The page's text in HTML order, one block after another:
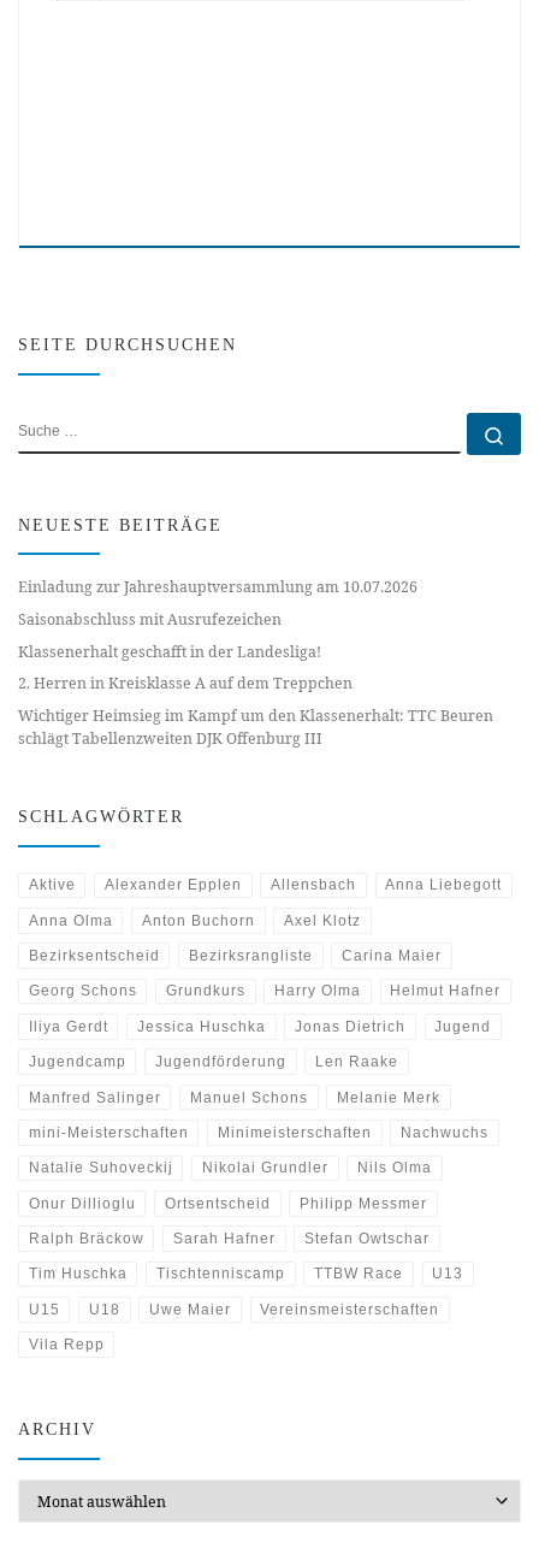
SEITE DURCHSUCHEN
SUCHE
NEUESTE BEITRÄGE
Einladung zur Jahreshauptversammlung am 10.07.2026
Saisonabschluss mit Ausrufezeichen
Klassenerhalt geschafft in der Landesliga!
2. Herren in Kreisklasse A auf dem Treppchen
Wichtiger Heimsieg im Kampf um den Klassenerhalt: TTC Beuren
schlägt Tabellenzweiten DJK Offenburg III
SCHLAGWÖRTER
Aktive Alexander Epplen Allensbach Anna Liebegott
Anna Olma Anton Buchorn Axel Klotz
Bezirksentscheid Bezirksrangliste Carina Maier
Georg Schons Grundkurs Harry Olma Helmut Hafner
Iliya Gerdt Jessica Huschka Jonas Dietrich Jugend
Jugendcamp Jugendförderung Len Raake
Manfred Salinger Manuel Schons Melanie Merk
mini-Meisterschaften Minimeisterschaften Nachwuchs
Natalie Suhoveckij Nikolai Grundler Nils Olma
Onur Dillioglu Ortsentscheid Philipp Messmer
Ralph Bräckow Sarah Hafner Stefan Owtschar
Tim Huschka Tischtenniscamp TTBW Race U13
U15 U18 Uwe Maier Vereinsmeisterschaften
Vila Repp
ARCHIV